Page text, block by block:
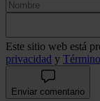
Este sitio web está
privacidad y
Enviar comentario